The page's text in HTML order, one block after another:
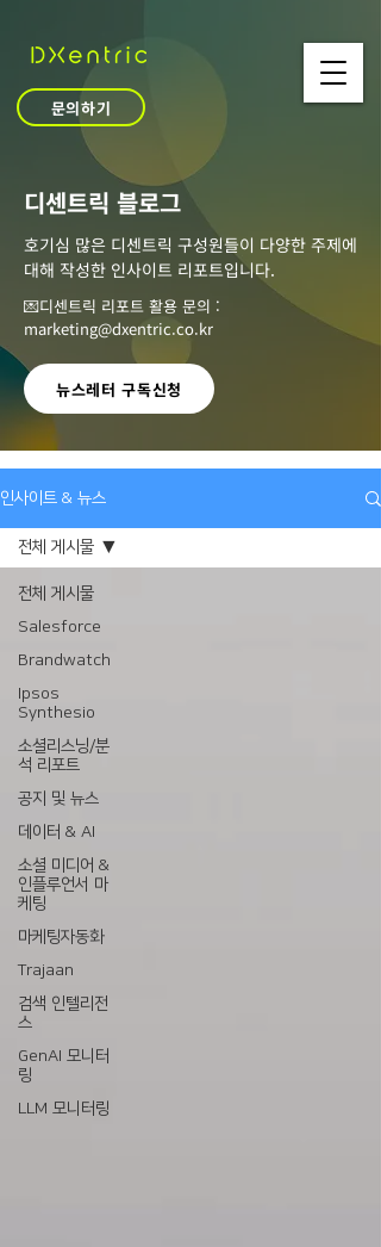
문의하기
​디센트릭 블로그
호기심 많은 디센트릭 구성원들이 다양한 주제에
대해 작성한 인사이트 리포트입니다.
💌디센트릭 리포트 활용 문의 :
marketing@dxentric.co.kr
뉴스레터 구독신청
인사이트 & 뉴스
전체 게시물
Salesforce
Brandwatch
Ipsos
Synthesio
소셜리스닝/분
석 리포트
공지 및 뉴스
데이터 & AI
소셜 미디어 &
인플루언서 마
케팅
마케팅자동화
Trajaan
검색 인텔리전
스
GenAI 모니터
링
LLM 모니터링
전체 게시물